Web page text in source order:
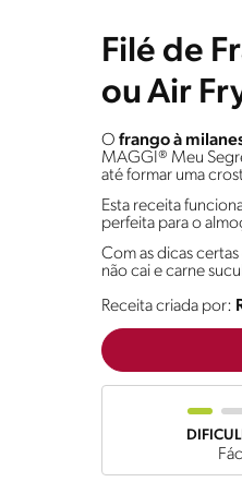
Filé de
ou Air
O frango à
MAGGI® Meu
até formar uma
Esta receita
perfeita para o
Com as dicas
não cai e carne
Receita criada por: